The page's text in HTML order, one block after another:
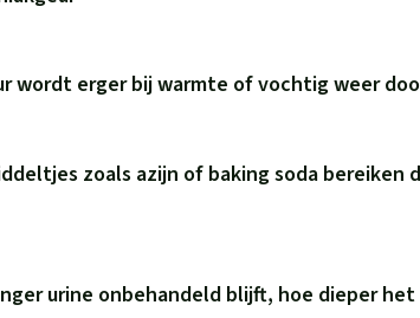
wordt erger bij warmte of vochtig weer
zoals azijn of baking soda bereiken
urine onbehandeld blijft, hoe dieper